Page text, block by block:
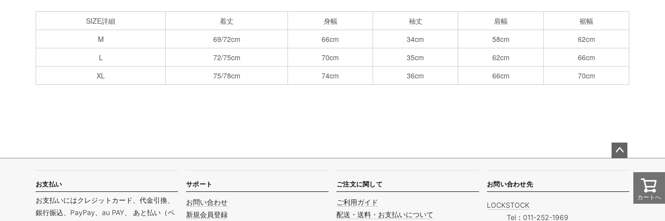
SIZE詳細 着丈 身幅 袖丈 肩幅
裾幅
M
69/72cm 66cm 34cm 58cm
62cm
L
72/75cm 70cm 35cm 62cm
66cm
XL
75/78cm 74cm 36cm 66cm 70cm
カートへ
ジト
へ
お支払い
お支払いにはクレジットカード、代金引換、
銀行振込、PayPay、au PAY、 あと払い（ペ
サポート
お問い合わせ
新規会員登録
ご注文に関して
ご利用ガイド
配送・送料・お支払いについて
お問い合わせ先
LOCKSTOCK
Tel： 011-252-1969